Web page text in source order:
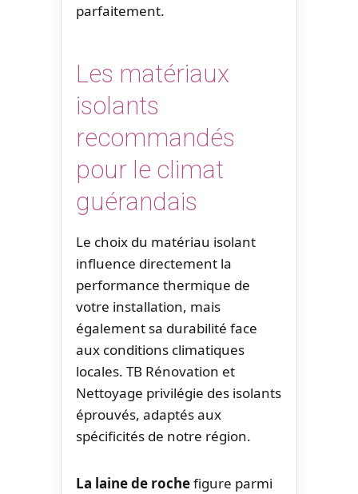
parfaitement.
Les matériaux
isolants
recommandés
pour le climat
guérandais
Le choix du matériau isolant
influence directement la
performance thermique de
votre installation, mais
également sa durabilité face
aux conditions climatiques
locales. TB Rénovation et
Nettoyage privilégie des isolants
éprouvés, adaptés aux
spécificités de notre région.
La laine de rochefigure parmi